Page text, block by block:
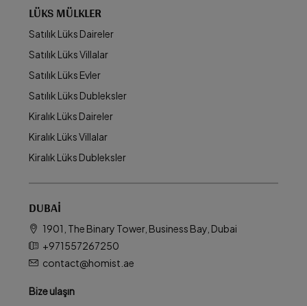
LÜKS MÜLKLER
Satılık Lüks Daireler
Satılık Lüks Villalar
Satılık Lüks Evler
Satılık Lüks Dubleksler
Kiralık Lüks Daireler
Kiralık Lüks Villalar
Kiralık Lüks Dubleksler
DUBAI
1901, The Binary Tower, Business Bay, Dubai
+971557267250
contact@homist.ae
Bize ulaşın